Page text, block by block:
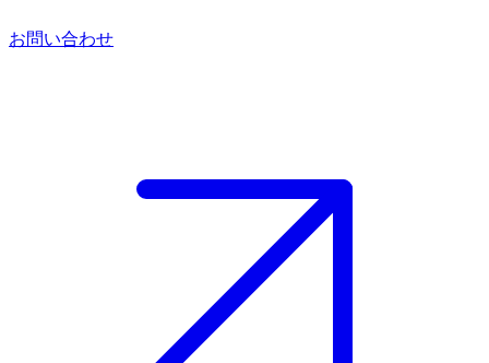
お問い合わせ